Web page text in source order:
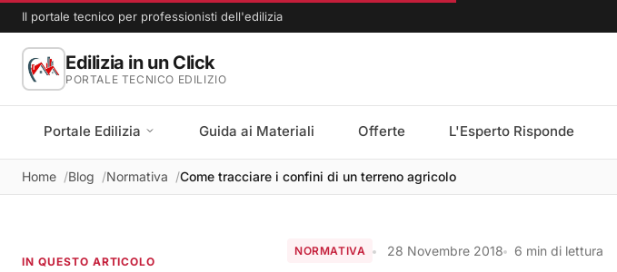
Il portale tecnico per professionisti dell'edilizia
Edilizia in un Click
PORTALE TECNICO EDILIZIO
Portale Edilizia Guida ai Materiali Offerte L'Esperto Risponde
Home Blog Normativa Come tracciare i confini di un terreno agricolo
IN QUESTO ARTICOLO
NORMATIVA 28 Novembre 2018 6 min di lettura